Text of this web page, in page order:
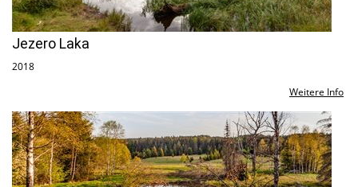
Jezero Laka
2018
Weitere Info